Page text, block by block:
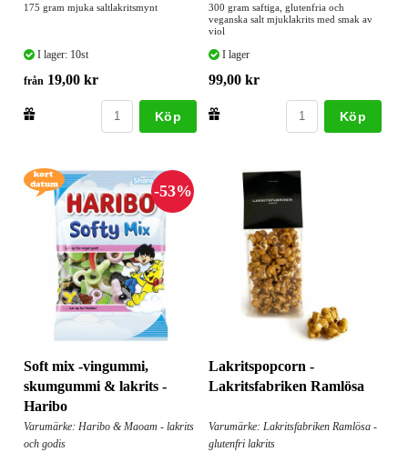
175 gram mjuka saltlakritsmynt
I lager: 10st
från 19,00 kr
Köp
300 gram saftiga, glutenfria och
veganska salt mjuklakrits med smak av
viol
I lager
99,00 kr
Köp
Soft mix -vingummi,
skumgummi & lakrits -
Haribo
Varumärke: Haribo & Maoam - lakrits
och godis
Lakritspopcorn -
Lakritsfabriken Ramlösa
Varumärke: Lakritsfabriken Ramlösa -
glutenfri lakrits